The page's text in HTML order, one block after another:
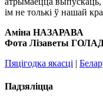
ім не толькі ў нашай
Аміна НАЗАРАВА
Фота Лізаветы
Пяцігодка якасці |
Падзяліцца